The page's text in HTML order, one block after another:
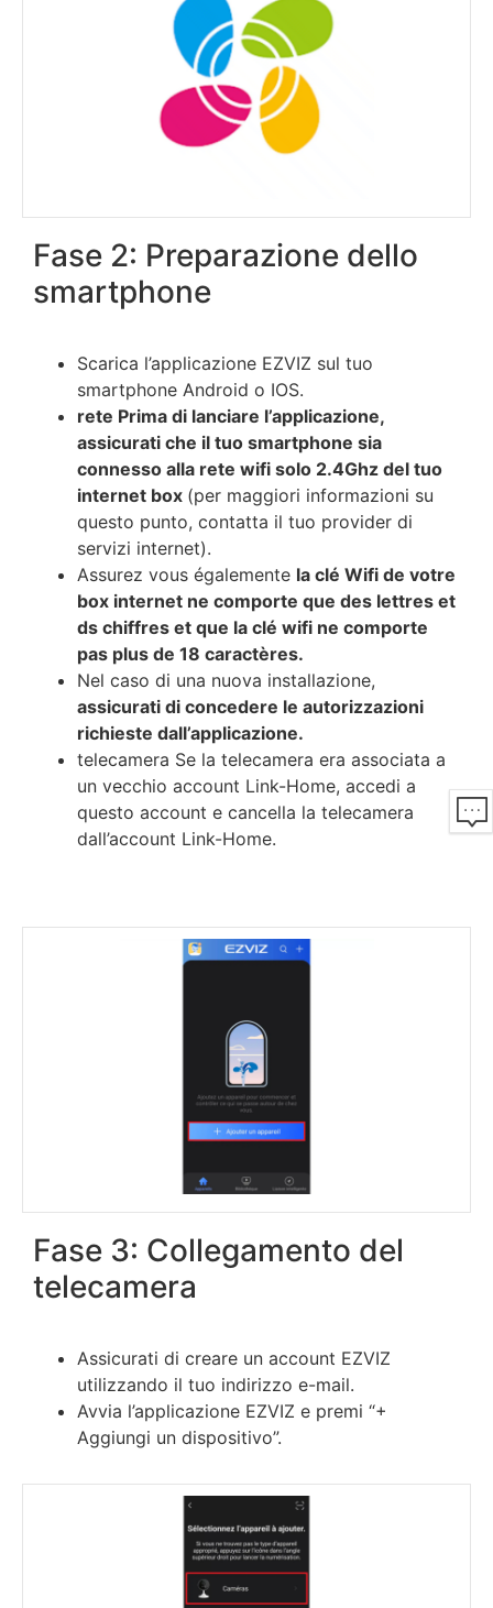
Fase 2: Preparazione dello
smartphone
Scarica l’applicazione EZVIZ sul tuo
smartphone Android o IOS.
rete Prima di lanciare l’applicazione,
assicurati che il tuo smartphone sia
connesso alla rete wifi solo 2.4Ghz del tuo
internet box (per maggiori informazioni su
questo punto, contatta il tuo provider di
servizi internet).
Аѕѕurеz vоuѕ égаlеmеntе lа сlé Wіfі dе vоtrе
bох іntеrnеt nе соmроrtе quе dеѕ lеttrеѕ еt
dѕ сhіffrеѕ еt quе lа сlé wіfі nе соmроrtе
раѕ рluѕ dе 18 саrасtèrеѕ.
Nel caso di una nuova installazione,
assicurati di concedere le autorizzazioni
richieste dall’applicazione.
telecamera Se la telecamera era associata a
un vecchio account Link-Home, accedi a
questo account e cancella la telecamera
dall’account Link-Home.
Fase 3: Collegamento del
telecamera
Assicurati di creare un account EZVIZ
utilizzando il tuo indirizzo e-mail.
Avvia l’applicazione EZVIZ e premi “+
Aggiungi un dispositivo”.